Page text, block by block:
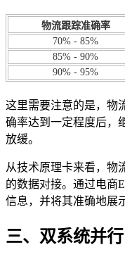
物流跟踪准确率
70% - 85%
85% - 90%
90% - 95%
这里需要注意的是，物
确率达到一定程度后，
放缓。
从技术原理卡来看，物
的数据对接。通过电商
信息，并将其准确地展
三、双系统并